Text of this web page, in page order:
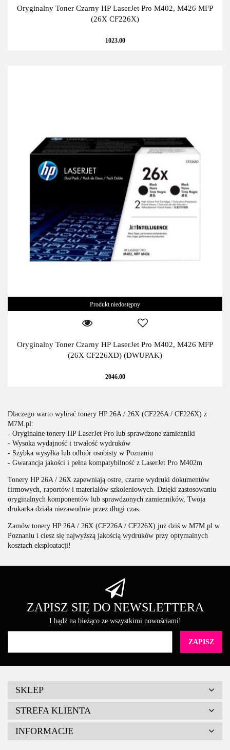
Oryginalny Toner Czarny HP LaserJet Pro M402, M426 MFP
(26X CF226X)
1023.00
Produkt niedostępny
Oryginalny Toner Czarny HP LaserJet Pro M402, M426 MFP
(26X CF226XD) (DWUPAK)
2046.00
Dlaczego warto wybrać tonery HP 26A / 26X (CF226A / CF226X) z
M7M.pl:
- Oryginalne tonery HP LaserJet Pro lub sprawdzone zamienniki
- Wysoka wydajność i trwałość wydruków
- Szybka wysyłka lub odbiór osobisty w Poznaniu
- Gwarancja jakości i pełna kompatybilność z LaserJet Pro M402m
Tonery HP 26A / 26X zapewniają ostre, czarne wydruki dokumentów
firmowych, raportów i materiałów szkoleniowych. Dzięki zastosowaniu
oryginalnych komponentów lub sprawdzonych zamienników, Twoja
drukarka działa niezawodnie przez długi czas.
Zamów tonery HP 26A / 26X (CF226A / CF226X) już dziś w M7M.pl w
Poznaniu i ciesz się najwyższą jakością wydruków przy optymalnych
kosztach eksploatacji!
ZAPISZ SIĘ DO NEWSLETTERA
I bądź na bieżąco ze wszystkimi nowościami!
SKLEP
STREFA KLIENTA
INFORMACJE